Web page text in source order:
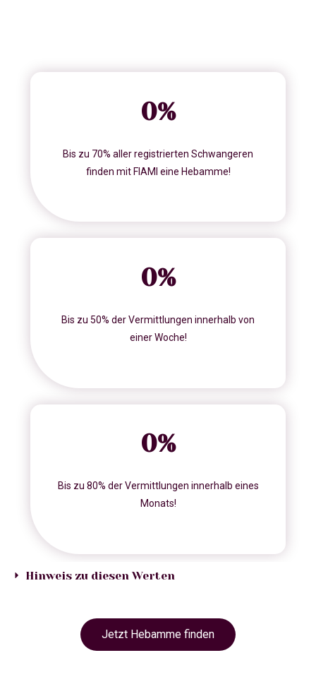
0%
Bis zu 70% aller registrierten Schwangeren
finden mit FIAMI eine Hebamme!
0%
Bis zu 50% der Vermittlungen innerhalb von
einer Woche!
0%
Bis zu 80% der Vermittlungen innerhalb eines
Monats!
Hinweis zu diesen Werten
Jetzt Hebamme finden